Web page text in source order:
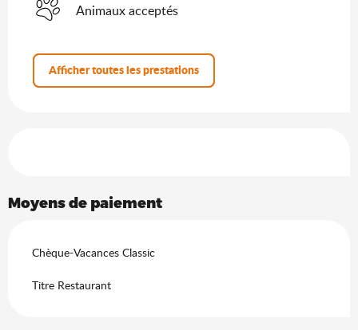
Animaux acceptés
Afficher toutes les prestations
Moyens de paiement
Chèque-Vacances Classic
Titre Restaurant